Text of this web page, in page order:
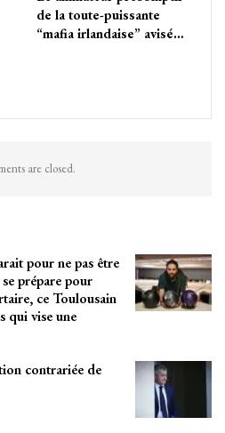
de la toute-puissante
“mafia irlandaise” avisé…
are closed.
pour ne pas être
prépare pour
ce Toulousain
qui vise une
contrariée de